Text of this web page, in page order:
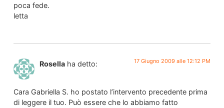
poca fede.
letta
Rosella ha detto: 17 Giugno 2009 alle 12:12 PM
Cara Gabriella S. ho postato l’intervento precedente prima
di leggere il tuo. Può essere che lo abbiamo fatto